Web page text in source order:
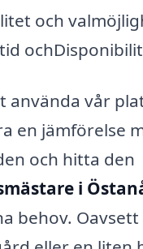
och
använda vår
en jämförelse
och hitta den
i
behov.